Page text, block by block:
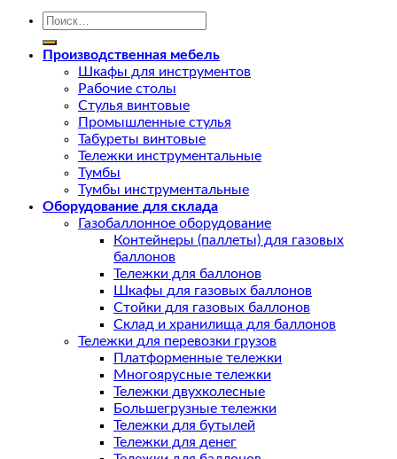
Искать:
Производственная мебель
Шкафы для инструментов
Рабочие столы
Стулья винтовые
Промышленные стулья
Табуреты винтовые
Тележки инструментальные
Тумбы
Тумбы инструментальные
Оборудование для склада
Газобаллонное оборудование
Контейнеры (паллеты) для газовых
баллонов
Тележки для баллонов
Шкафы для газовых баллонов
Стойки для газовых баллонов
Склад и хранилища для баллонов
Тележки для перевозки грузов
Платформенные тележки
Многоярусные тележки
Тележки двухколесные
Большегрузные тележки
Тележки для бутылей
Тележки для денег